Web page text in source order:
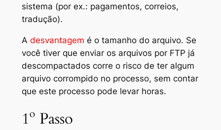
sistema (por ex.: pagamentos, correios,
tradução).
A desvantagem é o tamanho do arquivo. Se
você tiver que enviar os arquivos por FTP já
descompactados corre o risco de ter algum
arquivo corrompido no processo, sem contar
que este processo pode levar horas.
1º Passo